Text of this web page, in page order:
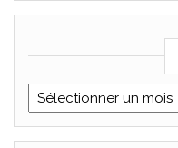
ARISIVA